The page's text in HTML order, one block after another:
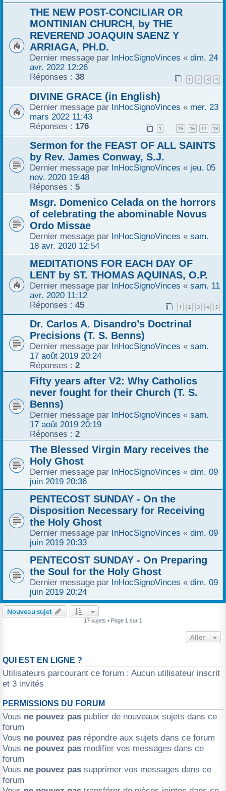
THE NEW POST-CONCILIAR OR
MONTINIAN CHURCH, by THE
REVEREND JOAQUIN SAENZ Y
ARRIAGA, PH.D.
Dernier message par InHocSignoVinces « dim. 24
avr. 2022 12:26
Réponses : 38 1 2 3 4
DIVINE GRACE (in English)
Dernier message par InHocSignoVinces « mer. 23
mars 2022 11:43
Réponses : 176 1 15 16 17 18
Sermon for the FEAST OF ALL SAINTS
by Rev. James Conway, S.J.
Dernier message par InHocSignoVinces « jeu. 05
nov. 2020 19:48
Réponses : 5
Msgr. Domenico Celada on the horrors
of celebrating the abominable Novus
Ordo Missae
Dernier message par InHocSignoVinces « sam.
18 avr. 2020 12:54
MEDITATIONS FOR EACH DAY OF
LENT by ST. THOMAS AQUINAS, O.P.
Dernier message par InHocSignoVinces « sam. 11
avr. 2020 11:12
Réponses : 45 1 2 3 4 5
Dr. Carlos A. Disandro’s Doctrinal
Precisions (T. S. Benns)
Dernier message par InHocSignoVinces « sam.
17 août 2019 20:24
Réponses : 2
Fifty years after V2: Why Catholics
never fought for their Church (T. S.
Benns)
Dernier message par InHocSignoVinces « sam.
17 août 2019 20:19
Réponses : 2
The Blessed Virgin Mary receives the
Holy Ghost
Dernier message par InHocSignoVinces « dim. 09
juin 2019 20:36
PENTECOST SUNDAY - On the
Disposition Necessary for Receiving
the Holy Ghost
Dernier message par InHocSignoVinces « dim. 09
juin 2019 20:33
PENTECOST SUNDAY - On Preparing
the Soul for the Holy Ghost
Dernier message par InHocSignoVinces « dim. 09
juin 2019 20:24
Nouveau sujet
17 sujets • Page 1 sur 1
Aller
QUI EST EN LIGNE ?
Utilisateurs parcourant ce forum : Aucun utilisateur inscrit
et 3 invités
PERMISSIONS DU FORUM
Vous ne pouvez pas publier de nouveaux sujets dans ce
forum
Vous ne pouvez pas répondre aux sujets dans ce forum
Vous ne pouvez pas modifier vos messages dans ce
forum
Vous ne pouvez pas supprimer vos messages dans ce
forum